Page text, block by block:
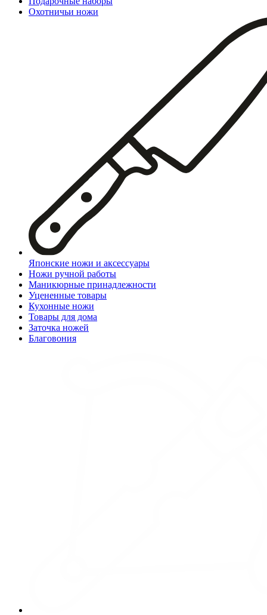
Охотничьи ножи
Японские ножи и аксессуары
Ножи ручной работы
Маникюрные принадлежности
Уцененные товары
Кухонные ножи
Товары для дома
Заточка ножей
Благовония